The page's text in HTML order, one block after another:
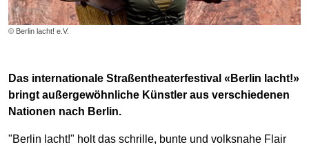
© Berlin lacht! e.V.
Das internationale Straßentheaterfestival «Berlin lacht!»
bringt außergewöhnliche Künstler aus verschiedenen
Nationen nach Berlin.
"Berlin lacht!" holt das schrille, bunte und volksnahe Flair